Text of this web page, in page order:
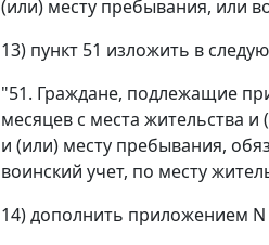
(или) месту пребывания, или
13) пункт 51 изложить в
"51. Граждане, подлежащие
месяцев с места жительства
и (или) месту пребывания,
воинский учет, по месту
14) дополнить приложением